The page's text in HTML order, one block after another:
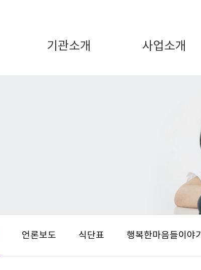
기관소개 사업소개
언론보도 식단표 행복한마음들이야기